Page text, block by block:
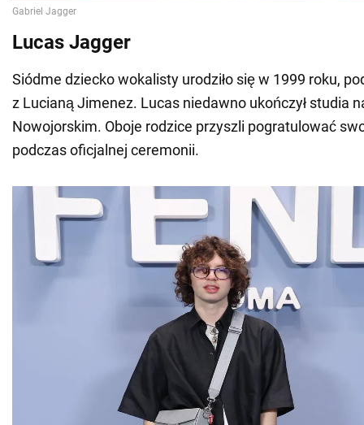
Lucas Jagger
Siódme dziecko wokalisty urodziło się w 1999 roku,
z Lucianą Jimenez. Lucas niedawno ukończył studia
Nowojorskim. Oboje rodzice przyszli pogratulować
podczas oficjalnej ceremonii.